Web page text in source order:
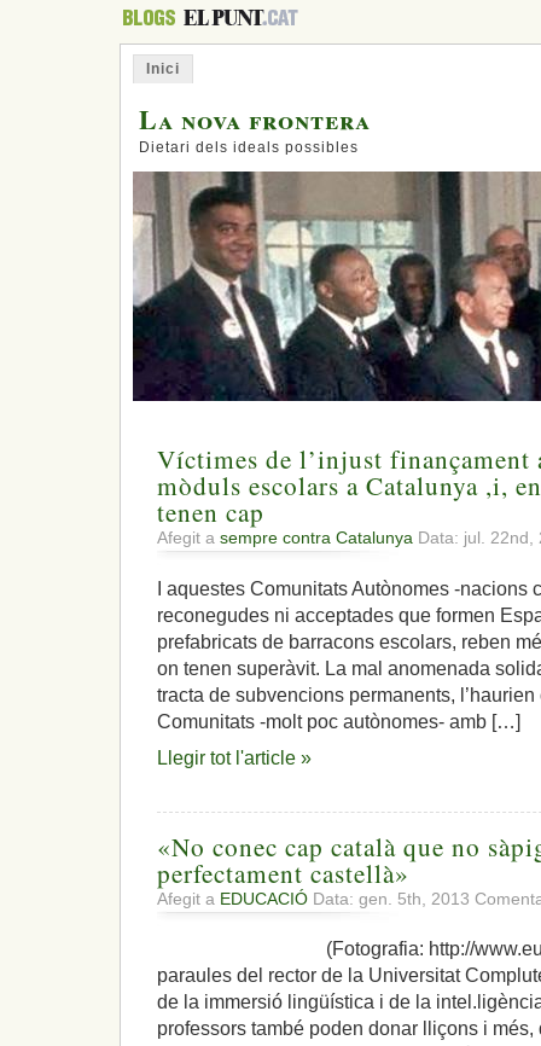
Inici
La nova frontera
Dietari dels ideals possibles
Víctimes de l’injust
mòduls escolars a Catalunya ,i,
tenen cap
Afegit a sempre contra Catalunya Data: jul.
I aquestes Comunitats Autònomes -nacions
reconegudes ni acceptades que formen
prefabricats de barracons escolars, reben
on tenen superàvit. La mal anomenada
tracta de subvencions permanents,
Comunitats -molt poc autònomes- amb […]
Llegir tot l'article »
«No conec cap català que no
perfectament castellà»
Afegit a EDUCACIÓ Data: gen. 5th, 2013
(Fotografia: http://
paraules del rector de la Universitat
de la immersió lingüística i de la
professors també poden donar lliçons i més,